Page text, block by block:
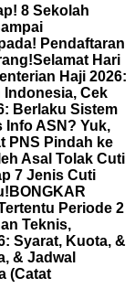
8 Sekolah
Pendaftaran
Selamat Hari
Haji 2026:
Indonesia, Cek
Berlaku Sistem
Info ASN? Yuk,
PNS Pindah ke
Asal Tolak Cuti
7 Jenis Cuti
BONGKAR
Periode 2
Teknis,
Syarat, Kuota, &
& Jadwal
(Catat